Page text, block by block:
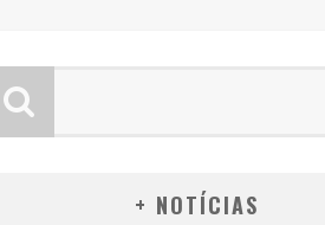
+ NOTÍCIAS